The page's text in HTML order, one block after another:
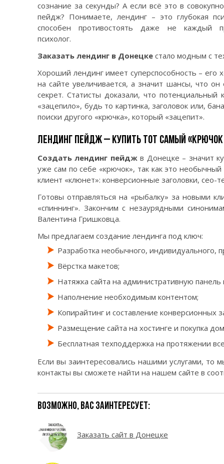
сознание за секунды? А если всё это в
пейдж? Понимаете, лендинг – это глубокая
способен противостоять даже не каждый
психолог.
Заказать лендинг в Донецке стало модным с
Хороший лендинг имеет суперспособность – его
на сайте увеличивается, а значит шансы, что
секрет. Статисты доказали, что
«зацепило», будь то картинка, заголовок или,
поиски другого «крючка», который «зацепит».
ЛЕНДИНГ ПЕЙДЖ – КУПИТЬ ТОТ САМЫЙ
Создать лендинг пейджв Донецке – значит
уже сам по себе «крючок», так как это
клиент «клюнет»: конверсионные заголовки,
Готовы отправляться на «рыбалку» за новыми
«спиннинг». Закончим с незаурядными
Валентина Гришковца.
Мы предлагаем создание лендинга под ключ:
Разработка необычного, индивидуального,
Вёрстка макетов;
Натяжка сайта на административную
Наполнение необходимым контентом;
Копирайтинг и составление конверсионных
Размещение сайта на хостинге и покупка
Бесплатная техподдержка на протяжении
Если вы заинтересовались нашими услугами,
контакты вы сможете найти на нашем сайте в
ВОЗМОЖНО, ВАС ЗАИНТЕРЕСУЕТ:
Заказать сайт в Донецке